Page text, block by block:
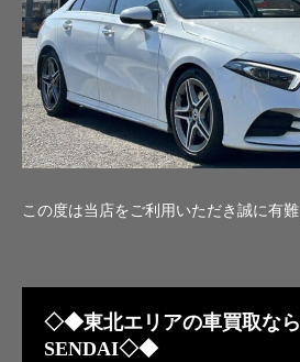
この度は当店をご利用いただき誠に有難
◇◆東北エリアの車買取な
SENDAI◇◆